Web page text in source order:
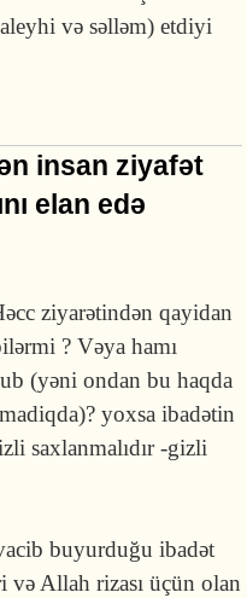
və səlləm) etdiyi
insan ziyafət
elan edə
ziyarətindən qayidan
? Vəya hamı
(yəni ondan bu haqda
yoxsa ibadətin
saxlanmalıdır -gizli
buyurduğu ibadət
Allah rizası üçün olan